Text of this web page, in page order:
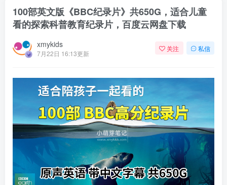
100部英文版《BBC纪录片》共650G，适合儿童
看的探索科普教育纪录片，百度云网盘下载
xmykids
7月22日 16:13更新
关注 私信